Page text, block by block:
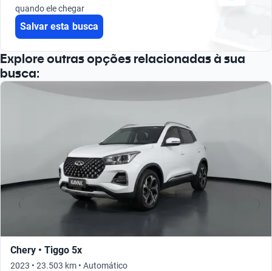
Busque por versão
quando ele chegar
Salvar esta busca
Explore outras opções relacionadas à sua
busca:
Chery • Tiggo 5x
2023 • 23.503 km • Automático